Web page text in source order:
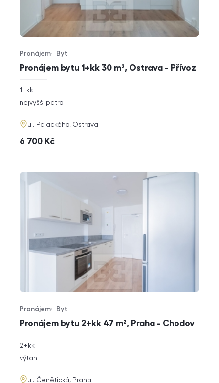
Pronájem bytu 1+kk 30 m², Ostrava - Přívoz
Typ nabídky
Pronájem
Typ nemovitosti
Byt
rozměry
1+kk
funkce
nejvyšší patro
adresa
ul. Palackého, Ostrava
cena
6 700 Kč
Pronájem bytu 2+kk 47 m², Praha - Chodov
Typ nabídky
Pronájem
Typ nemovitosti
Byt
rozměry
dispozice
2+kk
funkce
výtah
adresa
ul. Čenětická, Praha